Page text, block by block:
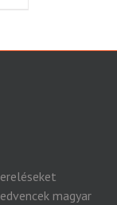
magyar